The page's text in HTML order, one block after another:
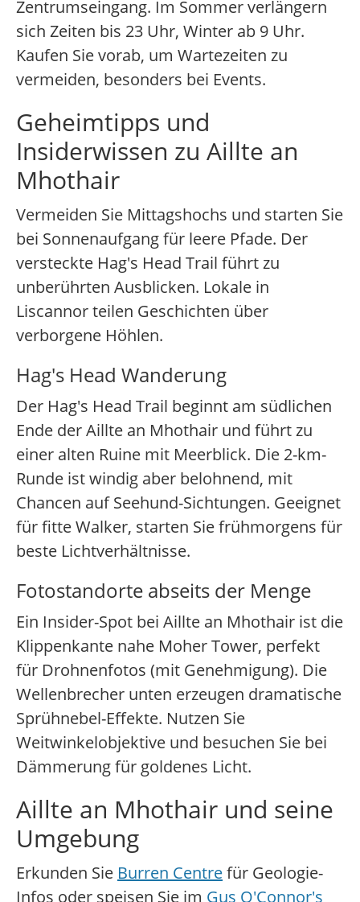
Zentrumseingang. Im Sommer verlängern
sich Zeiten bis 23 Uhr, Winter ab 9 Uhr.
Kaufen Sie vorab, um Wartezeiten zu
vermeiden, besonders bei Events.
Geheimtipps und
Insiderwissen zu Aillte an
Mhothair
Vermeiden Sie Mittagshochs und starten Sie
bei Sonnenaufgang für leere Pfade. Der
versteckte Hag's Head Trail führt zu
unberührten Ausblicken. Lokale in
Liscannor teilen Geschichten über
verborgene Höhlen.
Hag's Head Wanderung
Der Hag's Head Trail beginnt am südlichen
Ende der Aillte an Mhothair und führt zu
einer alten Ruine mit Meerblick. Die 2-km-
Runde ist windig aber belohnend, mit
Chancen auf Seehund-Sichtungen. Geeignet
für fitte Walker, starten Sie frühmorgens für
beste Lichtverhältnisse.
Fotostandorte abseits der Menge
Ein Insider-Spot bei Aillte an Mhothair ist die
Klippenkante nahe Moher Tower, perfekt
für Drohnenfotos (mit Genehmigung). Die
Wellenbrecher unten erzeugen dramatische
Sprühnebel-Effekte. Nutzen Sie
Weitwinkelobjektive und besuchen Sie bei
Dämmerung für goldenes Licht.
Aillte an Mhothair und seine
Umgebung
Erkunden Sie Burren Centrefür Geologie-
Infos oder speisen Sie im Gus O'Connor's